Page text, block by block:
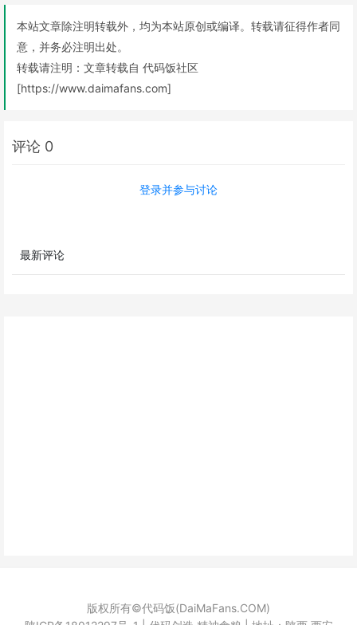
本站文章除注明转载外，均为本站原创或编译。转载请征得作者同
意，并务必注明出处。
转载请注明： 文章转载自 代码饭社区
[https://www.daimafans.com]
评论 0
登录并参与讨论
最新评论
版权所有©代码饭(DaiMaFans.COM)